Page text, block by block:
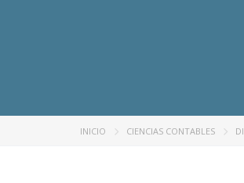
INICIO CIENCIAS CONTABLES